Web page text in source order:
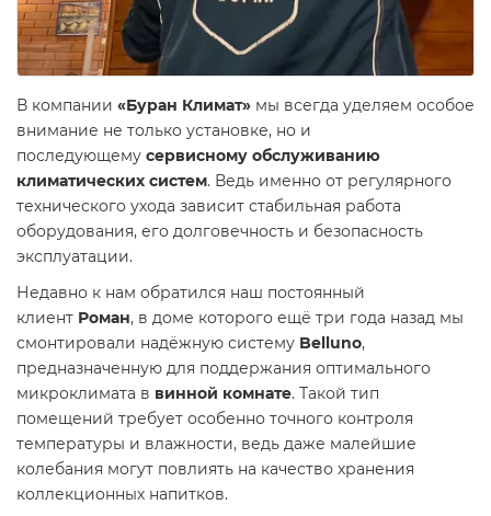
В компании «Буран Климат» мы всегда уделяем особое
внимание не только установке, но и
последующему сервисному обслуживанию
климатических систем. Ведь именно от регулярного
технического ухода зависит стабильная работа
оборудования, его долговечность и безопасность
эксплуатации.
Недавно к нам обратился наш постоянный
клиент Роман, в доме которого ещё три года назад мы
смонтировали надёжную систему Belluno,
предназначенную для поддержания оптимального
микроклимата в винной комнате. Такой тип
помещений требует особенно точного контроля
температуры и влажности, ведь даже малейшие
колебания могут повлиять на качество хранения
коллекционных напитков.